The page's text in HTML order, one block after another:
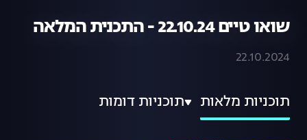
שואו טיים 22.10.24 - התכנית המלאה
22.10.2024
תוכניות מלאות תוכניות דומות